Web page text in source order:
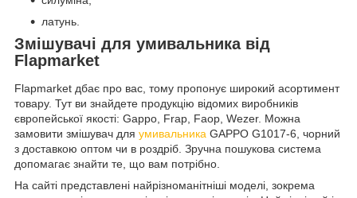
латунь.
Змішувачі для умивальника від
Flapmarket
Flapmarket дбає про вас, тому пропонує широкий асортимент
товару. Тут ви знайдете продукцію відомих виробників
європейської якості: Gappo, Frap, Faop, Wezer. Можна
замовити змішувач для умивальника GAPPO G1017-6, чорний
з доставкою оптом чи в роздріб. Зручна пошукова система
допомагає знайти те, що вам потрібно.
На сайті представлені найрізноманітніші моделі, зокрема